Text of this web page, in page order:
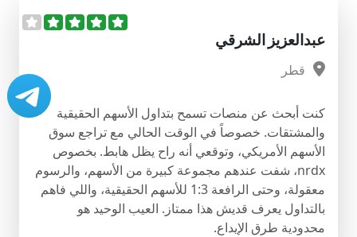
عبدالعزيز الشرقي
قطر
كنت أبحث عن منصات تسمح بتداول الأسهم الحقيقية
والمشتقات. خصوصاً في الوقت الحالي مع تراجع سوق
الأسهم الأمريكي، وتوقعي أنه راح يظل هابط. بخصوص
nrdx، شفت عندهم مجموعة كبيرة من الأسهم، والرسوم
معقولة، وحتى الرافعة 1:3 للأسهم الحقيقية، واللي فاهم
بالتداول يعرف قديش هذا ممتاز. العيب الوحيد هو
محدودية طرق الإيداع.